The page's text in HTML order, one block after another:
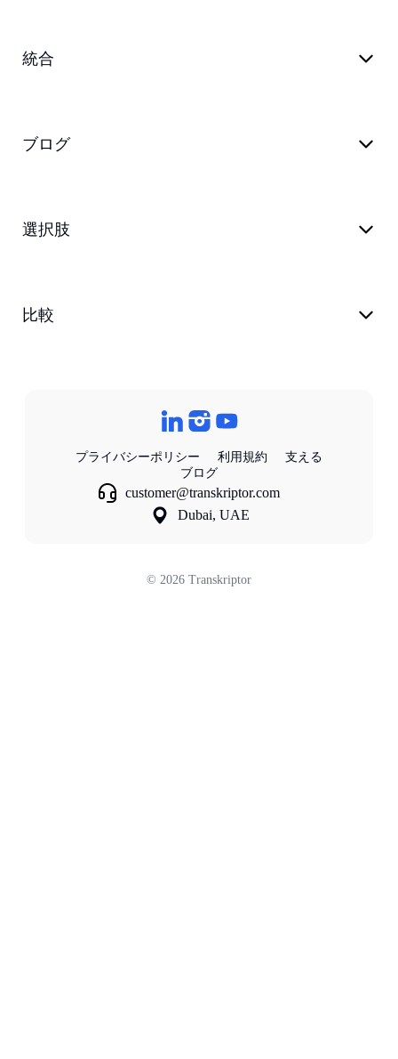
統合
ブログ
選択肢
比較
プライバシーポリシー 利用規約
支える
ブログ
customer@transkriptor.com
Dubai, UAE
© 2026 Transkriptor